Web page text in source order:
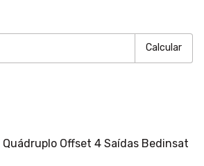
Calcular
Quádruplo Offset 4 Saídas Bedinsat